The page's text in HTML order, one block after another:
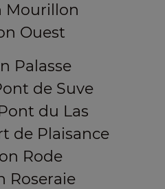
Mourillon
Ouest
Palasse
de Suve
du Las
de Plaisance
Rode
Roseraie